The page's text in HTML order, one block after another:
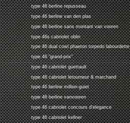
type 46 berline repusseau
type 46 berline van den plas
type 46 berline sans montant van vooren
type 46s cabriolet oblin
type 46 dual cowl phaeton torpedo labourdette
type 46 "grand-prix"
type 46 cabriolet guettault
type 46 cabriolet letourneur & marchand
type 46 berline million-guiet
type 46 berline vanvooren
type 46 cabriolet concours d'elegance
type 46 cabriolet kellner